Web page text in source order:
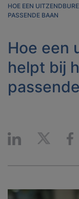
HOE EEN
PASSENDE BAAN
Hoe een
helpt bij